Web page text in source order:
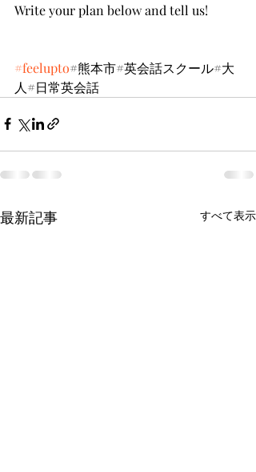
Write your plan below and tell us!
#feelupto#熊本市#英会話スクール#大
人#日常英会話
最新記事 すべて表示